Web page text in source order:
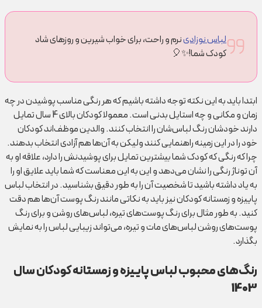
لباس نوزادینرم و راحت، برای خواب شیرین و روزهای شاد
کودک شما!✨🎈
ابتدا باید به این نکته توجه داشته باشیم که هر رنگی مناسب پوشیدن در چه
زمان و مکانی و چه استایل بدنی است. معمولا کودکان بالای 4 سال تمایل
دارند خودشان رنگ لباس‌شان را انتخاب کنند. والدین موظف‌اند کودکان
خود را در این زمینه راهنمایی کنند ولیکن به آن‌ها هم آزادی انتخاب بدهند.
چرا که رنگی که کودک شما بیشترین تمایل برای پوشیدنش را دارد، علاقه او به
آن توناژ رنگی را نشان می‌دهد و این به این معناست که شما باید علایق او را
به یاد داشته باشید تا شخصیت آن را به طور دقیق بشناسید. در انتخاب لباس
پاییزه و زمستانه کودکان نیز باید به نکاتی مانند رنگ پوست آن‌ها هم دقت
کنید. به طور مثال برای رنگ پوست‌های تیره، لباس‌های روشن و برای رنگ
پوست‌های روشن لباس‌های مات و تیره، می‌تواند زیبایی لباس را به نمایش
بگذارد.
رنگ‌های محبوب لباس پاییزه و زمستانه کودکان سال
1403